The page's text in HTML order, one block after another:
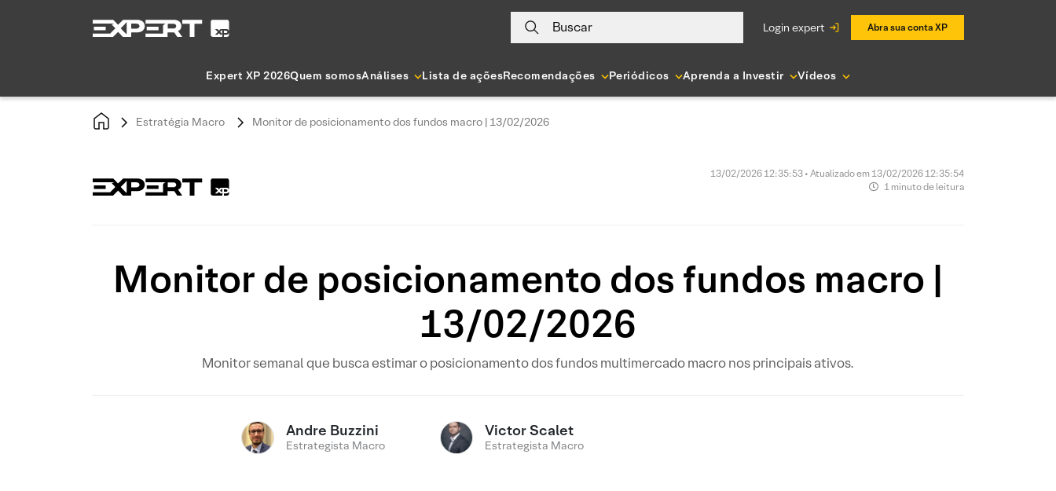
Buscar login expert Abra sua conta XP
Expert XP 2026Quem somosAnálises Lista de açõesRecomendações Periódicos Aprenda a Investir Vídeos
Estratégia Macro Monitor de posicionamento dos fundos macro | 13/02/2026
13/02/2026 12:35:53 • Atualizado em 13/02/2026 12:35:54
1 minuto de leitura
Monitor de posicionamento dos fundos macro |
13/02/2026
Monitor semanal que busca estimar o posicionamento dos fundos multimercado macro nos principais ativos.
Andre Buzzini
Estrategista Macro
Victor Scalet
Estrategista Macro